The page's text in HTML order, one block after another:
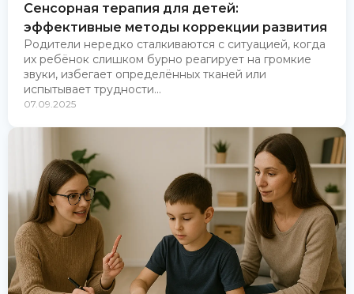
Сенсорная терапия для детей:
эффективные методы коррекции развития
Родители нередко сталкиваются с ситуацией, когда
их ребёнок слишком бурно реагирует на громкие
звуки, избегает определённых тканей или
испытывает трудности...
07.09.2025